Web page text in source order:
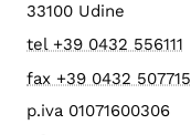
33100 Udine
tel +39 0432 556111
fax +39 0432 507715
p.iva 01071600306